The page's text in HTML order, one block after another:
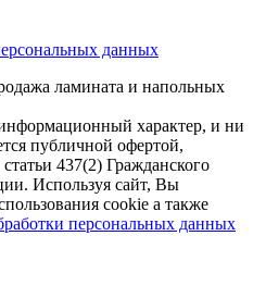
данных
ламината и напольных
характер, и ни
публичной офертой,
437(2) Гражданского
Используя сайт, Вы
cookie а также
персональных данных